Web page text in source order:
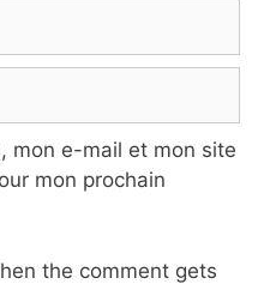
mon e-mail et mon site
mon prochain
the comment gets